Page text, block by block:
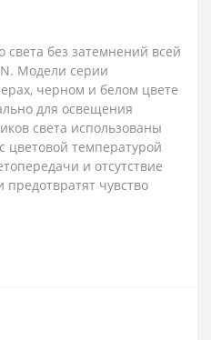
света без затемнений всей
Модели серии
черном и белом цвете
для освещения
света использованы
температурой
и отсутствие
предотвратят чувство